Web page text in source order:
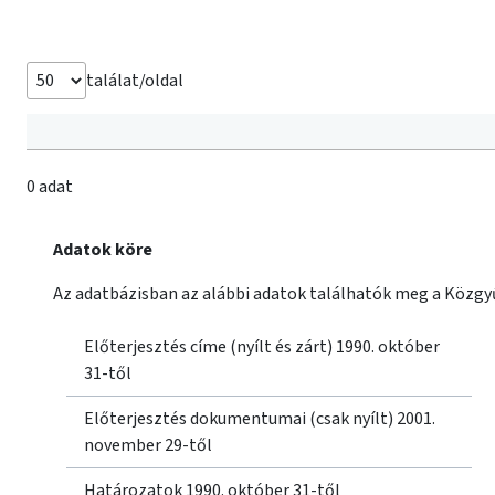
találat/oldal
0 adat
Adatok köre
Az adatbázisban az alábbi adatok találhatók meg a
Előterjesztés címe (nyílt és zárt) 1990. október
31-től
Előterjesztés dokumentumai (csak nyílt) 2001.
november 29-től